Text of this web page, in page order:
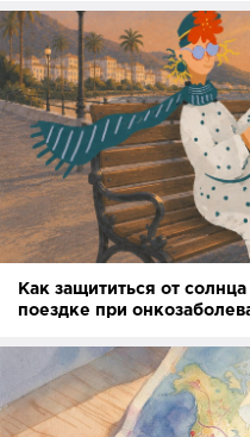
Как защититься от
поездке при